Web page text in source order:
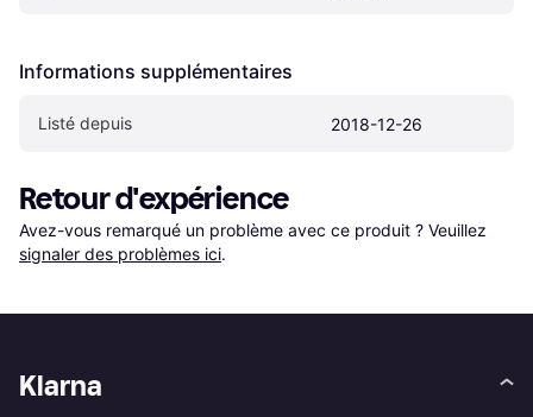
Informations supplémentaires
Listé depuis 2018-12-26
Retour d'expérience
Avez-vous remarqué un problème avec ce produit ? Veuillez
signaler des problèmes ici.
Klarna